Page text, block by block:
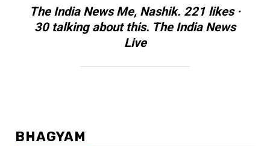
The India News Me, Nashik. 221 likes ·
30 talking about this. The India News
Live
BHAGYAM